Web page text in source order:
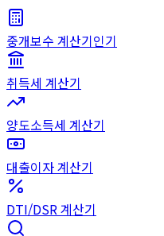
중개보수 계산기인기
취득세 계산기
양도소득세 계산기
대출이자 계산기
DTI/DSR 계산기